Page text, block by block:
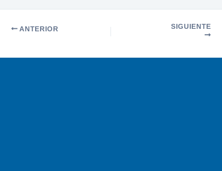
ANTERIOR SIGUIENTE